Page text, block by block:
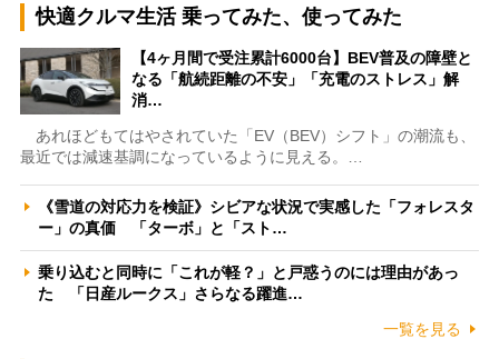
快適クルマ生活 乗ってみた、使ってみた
【4ヶ月間で受注累計6000台】BEV普及の障壁と
なる「航続距離の不安」「充電のストレス」解
消…
あれほどもてはやされていた「EV（BEV）シフト」の潮流も、
最近では減速基調になっているように見える。…
《雪道の対応力を検証》シビアな状況で実感した「フォレスタ
ー」の真価 「ターボ」と「スト…
乗り込むと同時に「これが軽？」と戸惑うのには理由があっ
た 「日産ルークス」さらなる躍進…
一覧を見る